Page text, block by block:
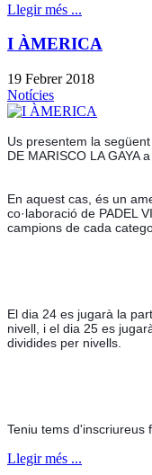
Llegir més ...
I ÀMERICA
19 Febrer 2018
Notícies
Us presentem la
DE MARISCO LA GAYA
En aquest cas, és un
co·laboració de PADEL
campions de cada
El dia 24 es jugarà la
nivell, i el dia 25 es
dividides per nivells.
Teniu tems d'inscriureus
Llegir més ...